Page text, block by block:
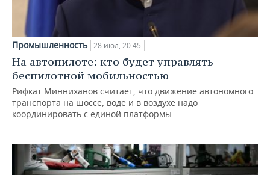
Промышленность 28 июл, 20:45
На автопилоте: кто будет управлять
беспилотной мобильностью
Рифкат Минниханов считает, что движение автономного
транспорта на шоссе, воде и в воздухе надо
координировать с единой платформы